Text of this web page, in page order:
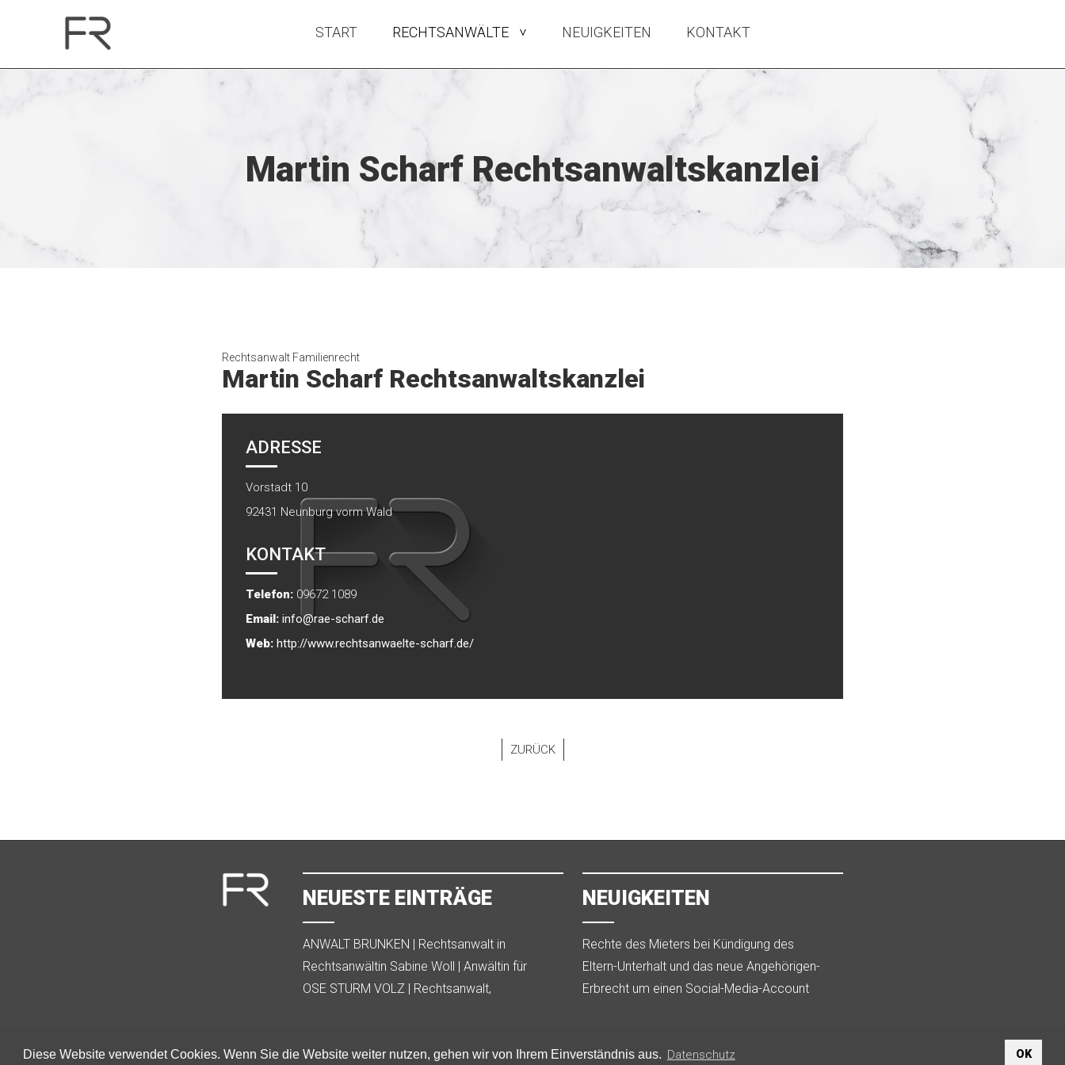
Diese Website verwendet Cookies. Wenn Sie die Website weiter nutzen, gehen wir von Ihrem Einverständnis aus. Datenschutz OK
START RECHTSANWÄLTE > NEUIGKEITEN KONTAKT
Martin Scharf Rechtsanwaltskanzlei
Rechtsanwalt Familienrecht
Martin Scharf Rechtsanwaltskanzlei
ADRESSE
Vorstadt 10
92431 Neunburg vorm Wald
KONTAKT
Telefon: 09672 1089
Email: info@rae-scharf.de
Web: http://www.rechtsanwaelte-scharf.de/
ZURÜCK
NEUESTE EINTRÄGE
ANWALT BRUNKEN | Rechtsanwalt in
Stralsund
Rechtsanwältin Sabine Woll | Anwältin für
Familienrecht in Kempten
OSE STURM VOLZ | Rechtsanwalt,
NEUIGKEITEN
Rechte des Mieters bei Kündigung des
Mietverhältnisses durch den Vermieter!
Eltern-Unterhalt und das neue Angehörigen-
Entlastungs Gesetz
Erbrecht um einen Social-Media-Account
© 2026 Molter-Media UG | Datenschutz | Impressum